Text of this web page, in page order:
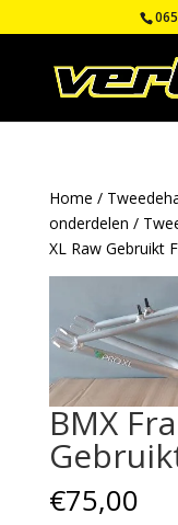
Home /
onderdelen /
XL Raw Gebruikt
BMX
€75,00